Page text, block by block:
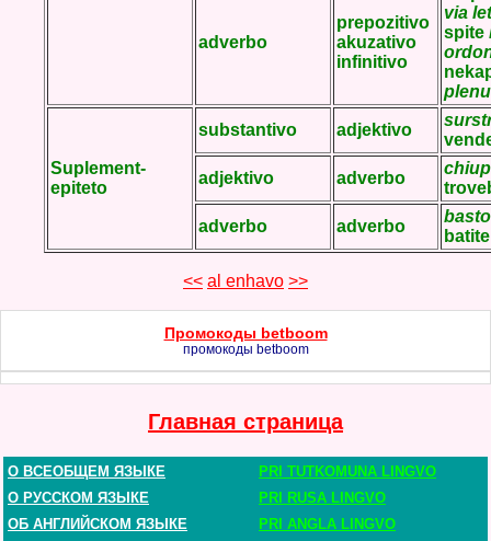
adverbo
prepozitivo
akuzativo
infinitivo
via
spite
Suplement-
epiteto
substantivo adjektivo
adjektivo adverbo
adverbo adverbo
batite
<< al enhavo >>
Промокоды betboom
промокоды betboom
Главная страница
О ВСЕОБЩЕМ ЯЗЫКЕ
PRI TUTKOMUNA LINGVO
О РУССКОМ ЯЗЫКЕ
PRI RUSA LINGVO
ОБ АНГЛИЙСКОМ ЯЗЫКЕ
PRI ANGLA LINGVO